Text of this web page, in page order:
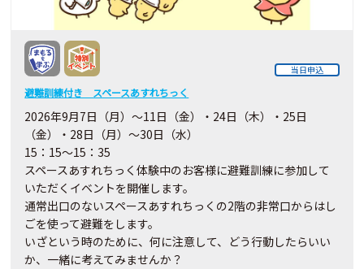
当日申込
避難訓練付き スペースあすれちっく
2026年9月7日（月）～11日（金）・24日（木）・25日
（金）・28日（月）～30日（水）
15：15～15：35
スペースあすれちっく体験中のお客様に避難訓練に参加して
いただくイベントを開催します。
通常出口のないスペースあすれちっくの2階の非常口からはし
ごを使って避難をします。
いざという時のために、何に注意して、どう行動したらいい
か、一緒に考えてみませんか？